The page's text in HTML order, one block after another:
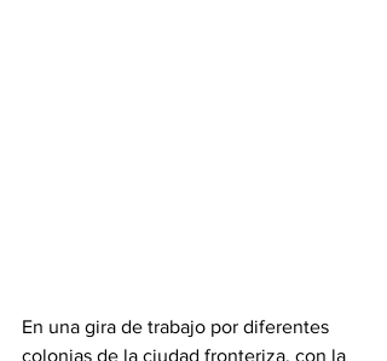
En una gira de trabajo por diferentes
colonias de la ciudad fronteriza, con la